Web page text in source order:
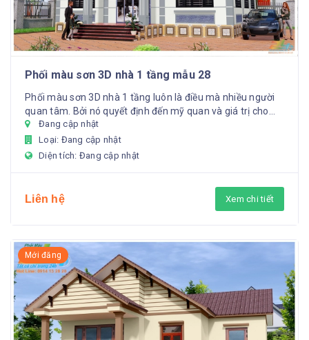
Phối màu sơn 3D nhà 1 tầng mẫu 28
Phối màu sơn 3D nhà 1 tầng luôn là điều mà nhiều người
quan tâm. Bởi nó quyết định đến mỹ quan và giá trị cho
căn nhà...
Đang cập nhật
Loại: Đang cập nhật
Diện tích: Đang cập nhật
Liên hệ Xem chi tiết
Mới đăng